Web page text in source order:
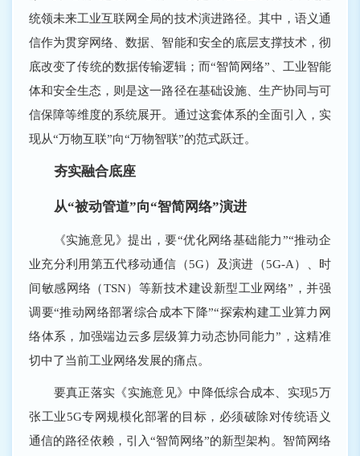
统领未来工业互联网全局的技术演进路径。其中，语义通
信作为贯穿网络、数据、智能和安全的底层支撑技术，彻
底改变了传统的数据传输逻辑；而“智简网络”、工业智能
体和安全生态，则是这一路径在基础设施、生产协同与可
信保障等维度的系统展开。通过这套体系的全面引入，实
现从“万物互联”向“万物智联”的范式跃迁。
夯实融合底座
从“被动管道”向“智简网络”演进
《实施意见》提出，要“优化网络基础能力”“推动企
业充分利用第五代移动通信（5G）及演进（5G-A）、时
间敏感网络（TSN）等新技术建设新型工业网络”，并强
调要“推动网络部署综合成本下降”“探索构建工业算力网
络体系，加强端边云多层级算力动态协同能力”，这精准
切中了当前工业网络发展的痛点。
要真正落实《实施意见》中降低综合成本、实现5万
张工业5G专网规模化部署的目标，必须破除对传统语义
通信的路径依赖，引入“智简网络”的新型架构。智简网络